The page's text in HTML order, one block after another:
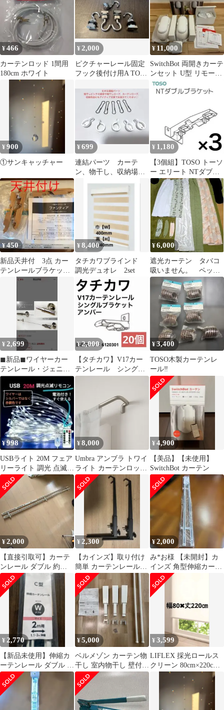
¥466
カーテンロッド 1間用
180cm ホワイト
¥ 2,000
ピクチャーレール固定
フック後付け用A TOSO
¥ 11,000
SwitchBot 両開きカーテ
ンセット U型 リモート
ボタン スマートホーム
¥900
①サンキャッチャー
¥699
連結パーツ カーテ
ン、物干し、収納場所
ディア品 補修に
¥ 1,180
【3個組】TOSO トーソ
ー エリート NTダブル
ブラケット カーテンレ
ール金具
¥450
新品天井付 3点 カー
テンレールブラケッ
ト ファンティア
¥8,400
タチカワブラインド
調光デュオレ 2set
¥6,000
遮光カーテン タバコ
吸いません。 ペット
飼ってません。
¥2,699
◼︎新品◼︎ワイヤーカー
テンレール・ジェニ◼︎
リングランナー付き
¥2,000
【タチカワ】V17カー
テンレール シングル
ブラケット（アンバ
¥3,400
TOSO木製カーテンレ
ール‼️
¥998
USBライト 20M フェア
リーライト 調光 点滅モ
ードリモコン(電池
付) #E
¥8,000
Umbra アンブラ トワイ
ライト カーテンロッド
167-365cm ブラック ニ
ッケル インテリア 家具
北欧家具 ys未プレゼ
¥4,900
【美品】【未使用】
SwitchBot カーテン
¥2,000
【直接引取可】カーテ
ンレール ダブル 約
180cm 白
¥ 2,300
【カインズ】取り付け
簡単 カーテンレール用
室内物干しハンガー ブ
ラック部屋干し
¥2,000
み*お様 【未開封】カ
インズ 角型伸縮カーテ
ンレール ダブル
1.1m〜2.0m
¥ 2,770
【新品未使用】伸縮カ
ーテンレール ダブル ホ
ワイト 2m用 1.1〜2m
¥5,000
ベルメゾン カーテン物
干し 室内物干し 壁付け
耐荷重量10kg
¥3,599
LIFLEX 採光ロールス
クリーン 80cm×220cm
カーテン 日除け